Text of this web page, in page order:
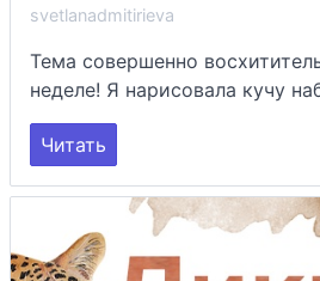
svetlanadmitirieva
Тема совершенно
неделе! Я нарисовала кучу
Читать